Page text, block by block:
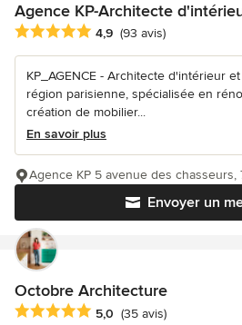
Agence KP-Architecte
Note moyenne : 4.9 étoiles sur 5
4,9 (93 avis)
KP_AGENCE - Architecte d'intérieur
région parisienne, spécialisée en
création de mobilier...
En savoir plus
Envoyer un
Agence KP 5 avenue des chasseurs,
Octobre Architecture
Note moyenne : 5 étoiles sur 5
5,0 (35 avis)